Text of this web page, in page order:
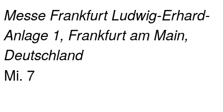
Messe Frankfurt Ludwig-Erhard-
Anlage 1, Frankfurt am Main,
Deutschland
Mi. 7